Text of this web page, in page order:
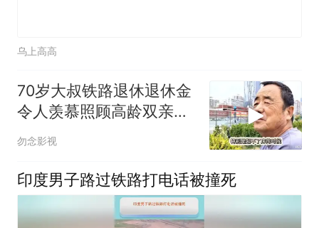
乌上高高
70岁大叔铁路退休退休金
令人羡慕照顾高龄双亲感
慨未来支持安
勿念影视
印度男子路过铁路打电话被撞死